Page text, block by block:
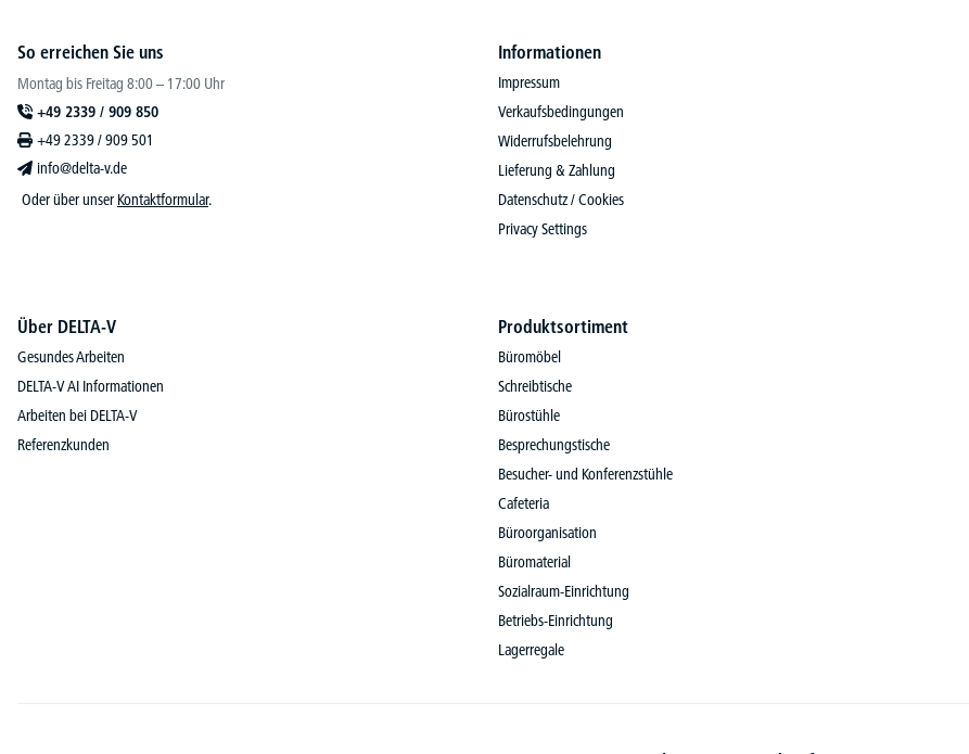
So erreichen Sie uns
Montag bis Freitag 8:00 – 17:00 Uhr
+49 2339 / 909 850
+49 2339 / 909 501
info@delta-v.de
Oder über unser Kontaktformular.
Informationen
Impressum
Verkaufsbedingungen
Widerrufsbelehrung
Lieferung & Zahlung
Datenschutz / Cookies
Privacy Settings
Über DELTA-V
Gesundes Arbeiten
DELTA-V AI Informationen
Arbeiten bei DELTA-V
Referenzkunden
Produktsortiment
Büromöbel
Schreibtische
Bürostühle
Besprechungstische
Besucher- und Konferenzstühle
Cafeteria
Büroorganisation
Büromaterial
Sozialraum-Einrichtung
Betriebs-Einrichtung
Lagerregale